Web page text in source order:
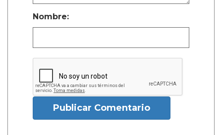
Nombre:
Publicar Comentario